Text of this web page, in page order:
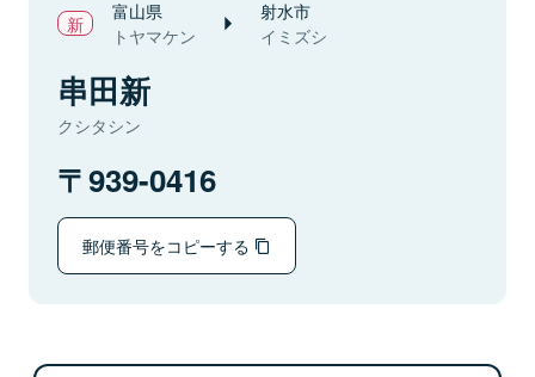
富山県
トヤマケン
射水市
イミズシ
串田新
クシタシン
939-0416
郵便番号をコピーする